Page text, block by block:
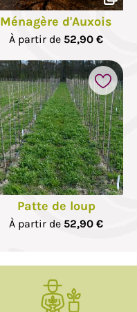
Ménagère d'Auxois
À partir de 52,90 €
Patte de loup
À partir de 52,90 €